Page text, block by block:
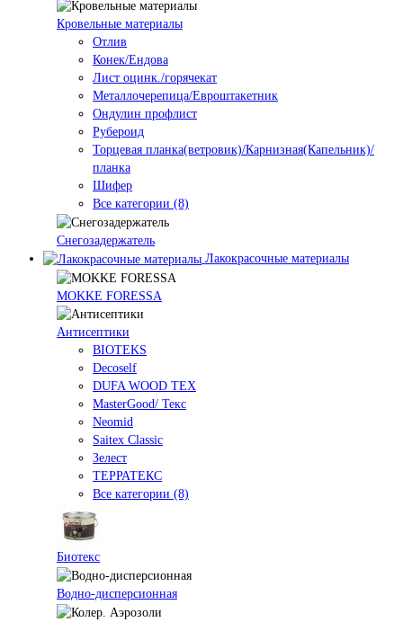
Кровельные материалы
Отлив
Конек/Ендова
Лист оцинк./горячекат
Металлочерепица/Евроштакетник
Ондулин профлист
Рубероид
Торцевая планка(ветровик)/Карнизная(Капельник)/
планка
Шифер
Все категории (8)
Снегозадержатель
Лакокрасочные материалы
MOKKE FORESSA
Антисептики
BIOTEKS
Decoself
DUFA WOOD TEX
MasterGood/ Текс
Neomid
Saitex Classic
Зелест
ТЕРРАТЕКС
Все категории (8)
Биотекс
Водно-дисперсионная